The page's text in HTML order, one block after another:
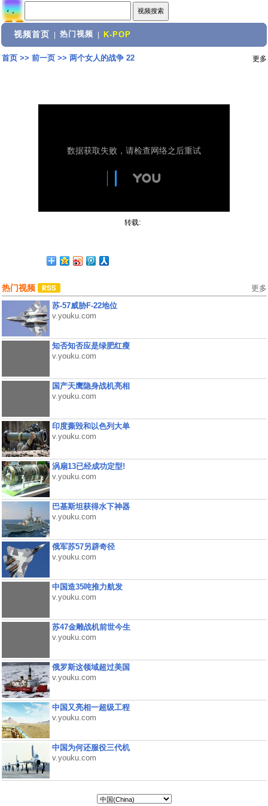
视频首页 热门视频 K-POP
首页>> 前一页>> 两个女人的战争 22 更多
转载:
热门视频 更多
苏-57威胁F-22地位
v.youku.com
知否知否应是绿肥红瘦
v.youku.com
国产天鹰隐身战机亮相
v.youku.com
印度撕毁和以色列大单
v.youku.com
涡扇13已经成功定型!
v.youku.com
巴基斯坦获得水下神器
v.youku.com
俄军苏57另辟奇径
v.youku.com
中国造35吨推力航发
v.youku.com
苏47金雕战机前世今生
v.youku.com
俄罗斯这领域超过美国
v.youku.com
中国又亮相一超级工程
v.youku.com
中国为何还服役三代机
v.youku.com